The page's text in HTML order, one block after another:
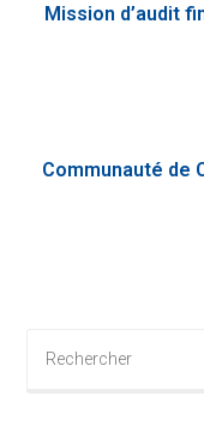
Mission d’audit
Communauté de